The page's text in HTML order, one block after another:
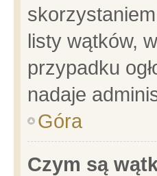
listy wątków,
przypadku
nadaje
Góra
Czym są